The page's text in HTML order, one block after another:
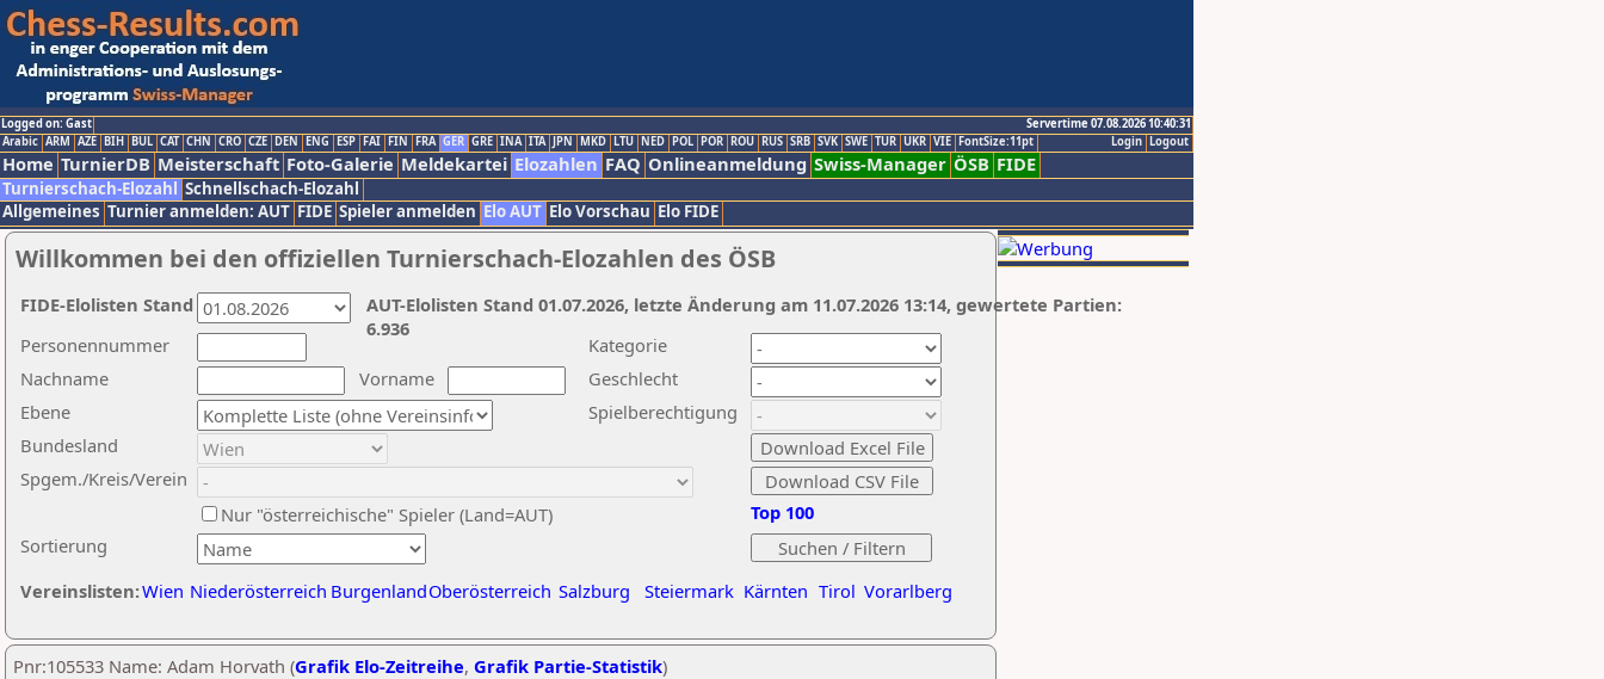
Logged on: Gast
Servertime 07.08.2026 10:40:31
Logout
Login
Arabic ARM AZE BIH BUL CAT CHN CRO CZE DEN ENG ESP FAI FIN FRA GER GRE INA ITA JPN MKD LTU NED POL POR ROU RUS SRB SVK SWE TUR UKR VIE FontSize:11pt
Home TurnierDB Meisterschaft Foto-Galerie Meldekartei Elozahlen FAQ Onlineanmeldung Swiss-Manager ÖSB FIDE
Turnierschach-Elozahl Schnellschach-Elozahl
Allgemeines Turnier anmelden: AUT FIDE Spieler anmelden Elo AUT Elo Vorschau Elo FIDE
Willkommen bei den offiziellen Turnierschach-Elozahlen des ÖSB
Nachname
Vorname
Ebene
Kategorie
Sortierung
Personennummer
Bundesland
Spgem./Kreis/Verein
Geschlecht
Nur "österreichische" Spieler (Land=AUT)
Spielberechtigung
Vereinslisten:Wien Niederösterreich BurgenlandOberösterreich Salzburg Steiermark Kärnten Tirol Vorarlberg
Top 100
AUT-Elolisten Stand 01.07.2026, letzte Änderung am 11.07.2026 13:14, gewertete Partien:
6.936
FIDE-Elolisten Stand
Pnr:105533 Name: Adam Horvath (Grafik Elo-Zeitreihe, Grafik Partie-Statistik)